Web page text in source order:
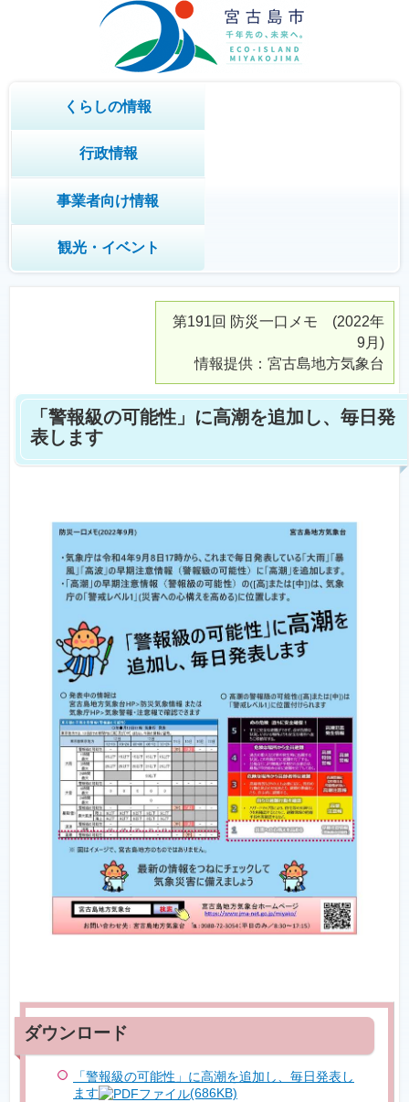
くらしの情報
行政情報
事業者向け情報
観光・イベント
第191回 防災一口メモ (2022年
9月)
情報提供：宮古島地方気象台
「警報級の可能性」に高潮を追加し、毎日発
表します
「警報級の可能性」に高潮を追加し、毎日発表し
ます
(686KB)